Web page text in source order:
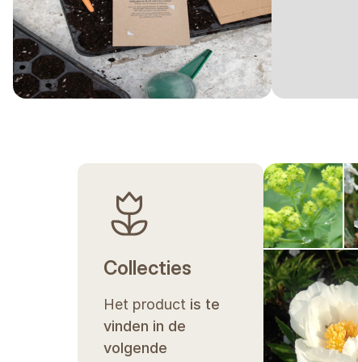
De verstrekte informatie is gebaseerd op onze
het seizoen, klimaat, locatie, zaai- en verplantdata
hoe de plant onder uw eigen omstandigheden
Collecties
Het product is te
vinden in de
volgende